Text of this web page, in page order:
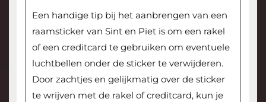
Een handige tip bij het aanbrengen van een
raamsticker van Sint en Piet is om een rakel
of een creditcard te gebruiken om eventuele
luchtbellen onder de sticker te verwijderen.
Door zachtjes en gelijkmatig over de sticker
te wrijven met de rakel of creditcard, kun je